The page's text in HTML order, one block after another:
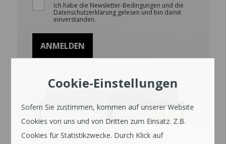
Cookie-Einstellungen
Sofern Sie zustimmen, kommen auf unserer Website
Cookies von uns und von Dritten zum Einsatz. Z.B.
Cookies für Statistikzwecke. Durch Klick auf
Ich habe die Newsletter-Bedingungen und die
Datenschutzerklärung gelesen und bin damit
einverstanden.